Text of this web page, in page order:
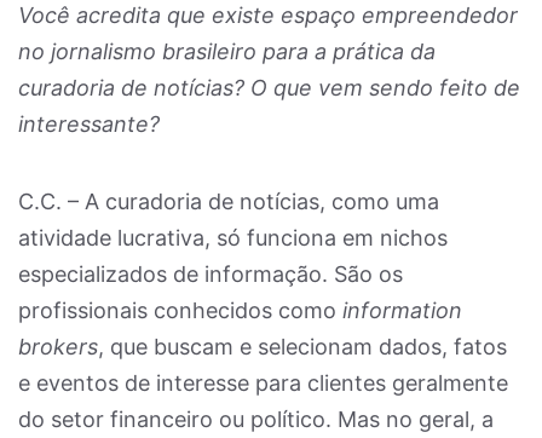
Você acredita que existe espaço empreendedor
no jornalismo brasileiro para a prática da
curadoria de notícias? O que vem sendo feito de
interessante?
C.C. – A curadoria de notícias, como uma
atividade lucrativa, só funciona em nichos
especializados de informação. São os
profissionais conhecidos como information
brokers, que buscam e selecionam dados, fatos
e eventos de interesse para clientes geralmente
do setor financeiro ou político. Mas no geral, a